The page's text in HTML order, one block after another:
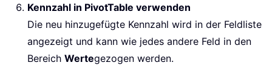
Kennzahl in PivotTable verwenden
Die neu hinzugefügte Kennzahl wird in der Feldliste
angezeigt und kann wie jedes andere Feld in den
Bereich Wertegezogen werden.